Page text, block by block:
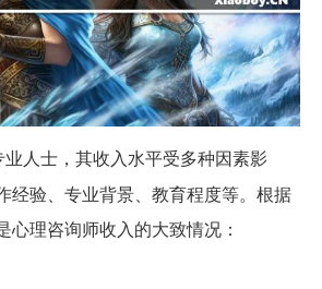
业人士，其收入水平受多种因素影
经验、专业背景、教育程度等。根据
心理咨询师收入的大致情况：